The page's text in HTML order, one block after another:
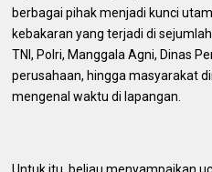
berbagai pihak menjadi kunci
kebakaran yang terjadi di
TNI, Polri, Manggala Agni, Dinas
perusahaan, hingga masyarakat
mengenal waktu di lapangan.
Untuk itu, beliau menyampaikan